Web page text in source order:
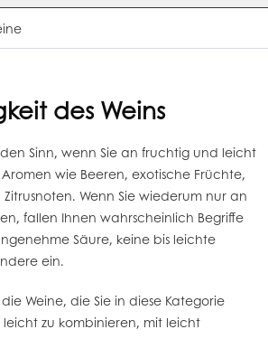
des Weins
Sinn, wenn Sie an fruchtig und leicht
wie Beeren, exotische Früchte,
Wenn Sie wiederum nur an
fallen Ihnen wahrscheinlich Begriffe
Säure, keine bis leichte
ein.
Weine, die Sie in diese Kategorie
leicht zu kombinieren, mit leicht